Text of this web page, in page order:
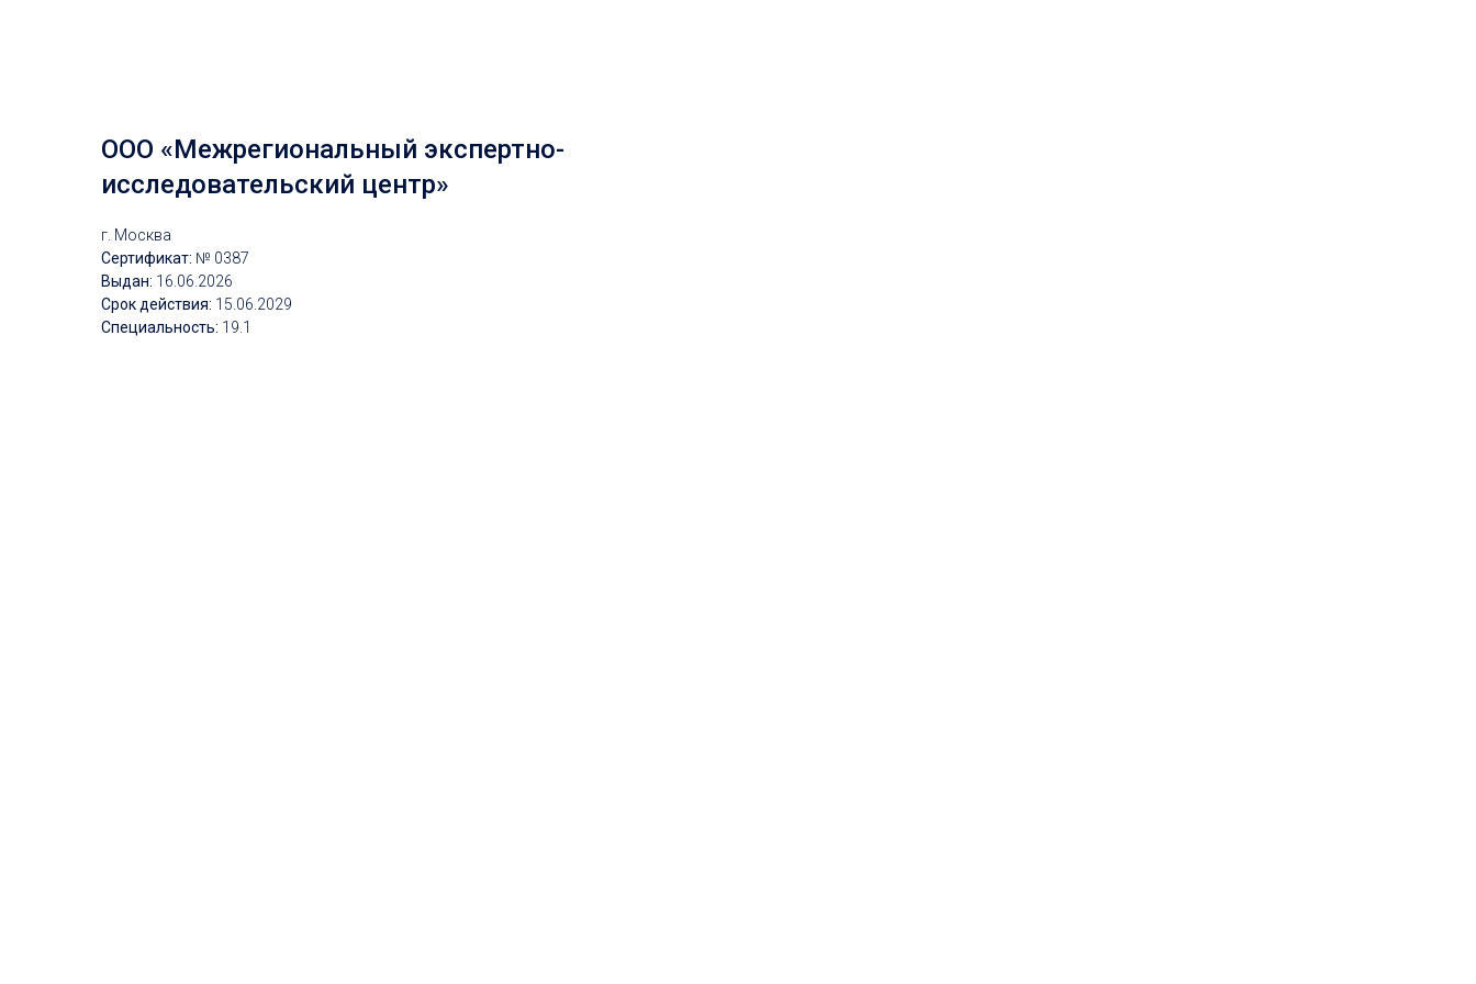
ООО «Межрегиональный экспертно-
исследовательский центр»
г. Москва
Сертификат: № 0387
Выдан: 16.06.2026
Срок действия: 15.06.2029
Специальность: 19.1